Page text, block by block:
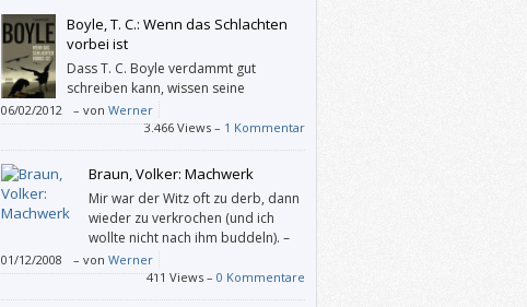
Boyle, T. C.: Wenn das Schlachten
vorbei ist
Dass T. C. Boyle verdammt gut
schreiben kann, wissen seine
LeserInnen und er selbst. Schade,
dass er seit längerem keine geeignete Form
mehr für seine Kunst findet.
06/02/2012 – von Werner
3.466 Views – 1 Kommentar
Braun, Volker: Machwerk
Mir war der Witz oft zu derb, dann
wieder zu verkrochen (und ich
wollte nicht nach ihm buddeln). –
Andere aber mögen mit diesem
Büchlein ihr vergnügtes Auslangen gut und gerne
finden.
01/12/2008 – von Werner
411 Views – 0 Kommentare